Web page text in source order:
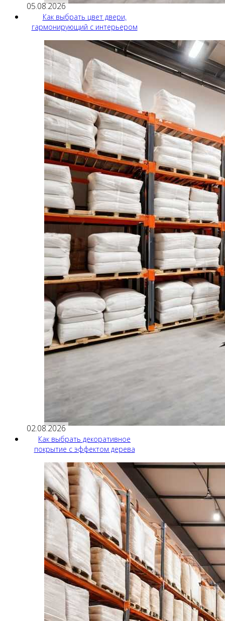
05.08.2026
Как выбрать цвет двери,
гармонирующий с интерьером
02.08.2026
Как выбрать декоративное
покрытие с эффектом дерева